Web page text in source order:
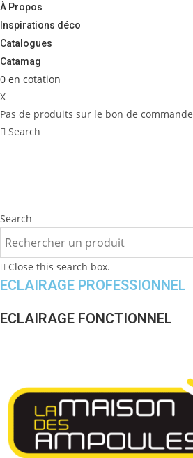
À Propos
Inspirations déco
Catalogues
Catamag
0 en cotation
X
Pas de produits sur le bon de commande
Search
Search
Close this search box.
ECLAIRAGE PROFESSIONNEL
ECLAIRAGE FONCTIONNEL